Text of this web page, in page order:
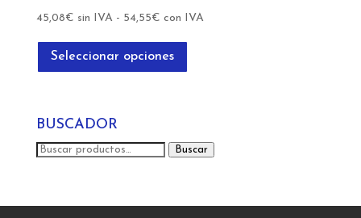
45,08€ sin IVA- 54,55€ con IVA
Seleccionar opciones
opciones
elegir
BUSCADOR
Buscar
Buscar